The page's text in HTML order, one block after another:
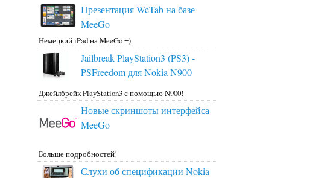
Презентация WeTab на базе
MeeGo
Немецкий iPad на MeeGo =)
Jailbreak PlayStation3 (PS3) -
PSFreedom для Nokia N900
Джейлбрейк PlayStation3 с помощью N900!
Новые скриншоты интерфейса
MeeGo
Больше подробностей!
Слухи об спецификации Nokia